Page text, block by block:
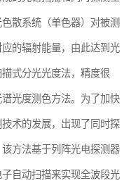
散系统（单色器）对被测
的辐射能量，由此达到光
式分光光度法，精度很
光度测色方法。为了加快
术的发展，出现了同时探
方法基于列阵光电探测器
自动扫描来实现全波段光